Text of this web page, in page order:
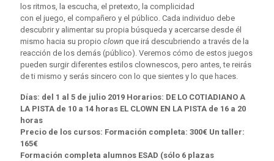
los ritmos, la escucha, el pretexto, la complicidad
con el juego, el compañero y el público. Cada individuo debe
descubrir y alimentar su propia búsqueda y acercarse desde él
mismo hacia su propio clown que irá descubriendo a través de la
reacción de los demás (público). Veremos cómo de estos juegos
pueden surgir diferentes estilos clownescos, pero antes, te reirás
de ti mismo y serás sincero con lo que sientes y lo que haces.
Días: del 1 al 5 de julio 2019 Horarios: DE LO COTIADIANO A
LA PISTA de 10 a 14 horas EL CLOWN EN LA PISTA de 16 a 20
horas
Precio de los cursos: Formación completa: 300€ Un taller:
165€
Formación completa alumnos ESAD (sólo 6 plazas